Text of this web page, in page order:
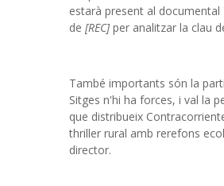
estarà present al documental '
de [REC]per analitzar la clau
També importants són la
Sitges n'hi ha forces, i val la
que distribueix
thriller rural amb rerefons
director.